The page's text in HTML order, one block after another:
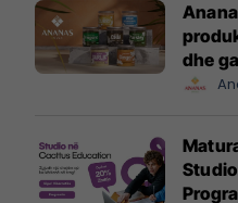
dhe